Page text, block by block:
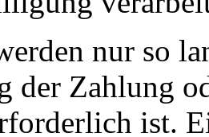
nur so
der Zahlung
ist.